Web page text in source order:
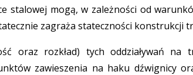
stalowej mogą, w zależności od
zagraża stateczności konstrukcji
oraz rozkład) tych oddziaływań
zawieszenia na haku dźwignicy